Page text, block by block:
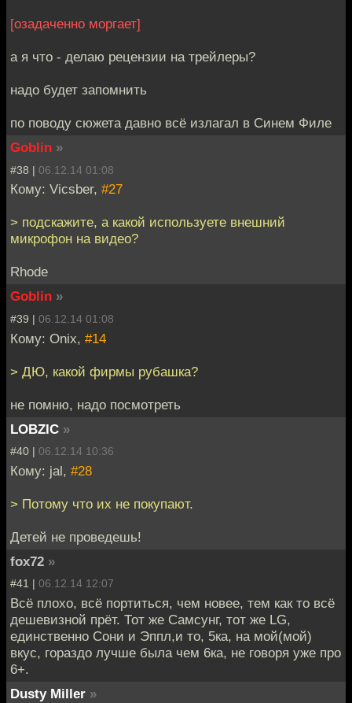
[озадаченно моргает]
а я что - делаю рецензии на трейлеры?
надо будет запомнить
по поводу сюжета давно всё излагал в Синем Филе
Goblin »
#38 | 06.12.14 01:08
Кому: Vicsber, #27
> подскажите, а какой используете внешний
микрофон на видео?
Rhode
Goblin »
#39 | 06.12.14 01:08
Кому: Onix, #14
> ДЮ, какой фирмы рубашка?
не помню, надо посмотреть
LOBZIC »
#40 | 06.12.14 10:36
Кому: jal, #28
> Потому что их не покупают.
Детей не проведешь!
fox72 »
#41 | 06.12.14 12:07
Всё плохо, всё портиться, чем новее, тем как то всё
дешевизной прёт. Тот же Самсунг, тот же LG,
единственно Сони и Эппл,и то, 5ка, на мой(мой)
вкус, гораздо лучше была чем 6ка, не говоря уже про
6+.
Dusty Miller »